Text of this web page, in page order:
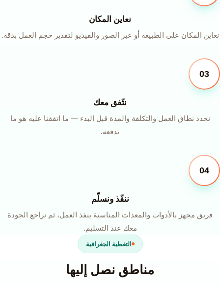
نعاين المكان
نعاين المكان على الطبيعة أو عبر الصور والفيديو لتقدير حجم العمل بدقة.
03
نتّفق معك
نحدد نطاق العمل والتكلفة والمدة قبل البدء — ما اتفقنا عليه هو ما
تدفعه.
04
ننفّذ ونسلّم
فريق مجهز بالأدوات والمعدات المناسبة ينفذ العمل، ثم نراجع الجودة
معك عند التسليم.
التغطية الجغرافية
مناطق نصل إليها